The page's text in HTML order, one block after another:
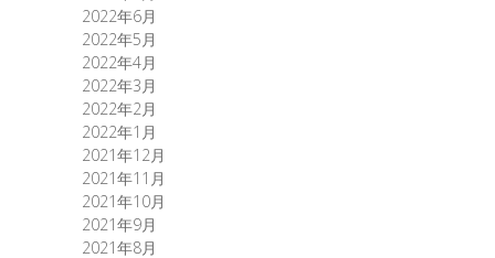
2022年6月
2022年5月
2022年4月
2022年3月
2022年2月
2022年1月
2021年12月
2021年11月
2021年10月
2021年9月
2021年8月